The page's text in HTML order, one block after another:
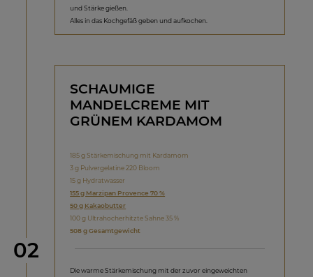
und Stärke gießen.
Alles in das Kochgefäß geben und aufkochen.
Schritt
02
SCHAUMIGE
MANDELCREME MIT
GRÜNEM KARDAMOM
185 g Stärkemischung mit Kardamom
3 g Pulvergelatine 220 Bloom
15 g Hydratwasser
155 g Marzipan Provence 70 %
50 g Kakaobutter
100 g Ultrahocherhitzte Sahne 35 %
508 g Gesamtgewicht
Die warme Stärkemischung mit der zuvor eingeweichten